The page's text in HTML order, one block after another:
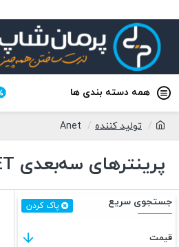
همه دسته بندی ها
تولید کننده Anet
پرینترهای سه‌بعدی ANET: مقرون‌به‌صرفه و با کیفیت
جستجوی سریع پاک کردن
قیمت